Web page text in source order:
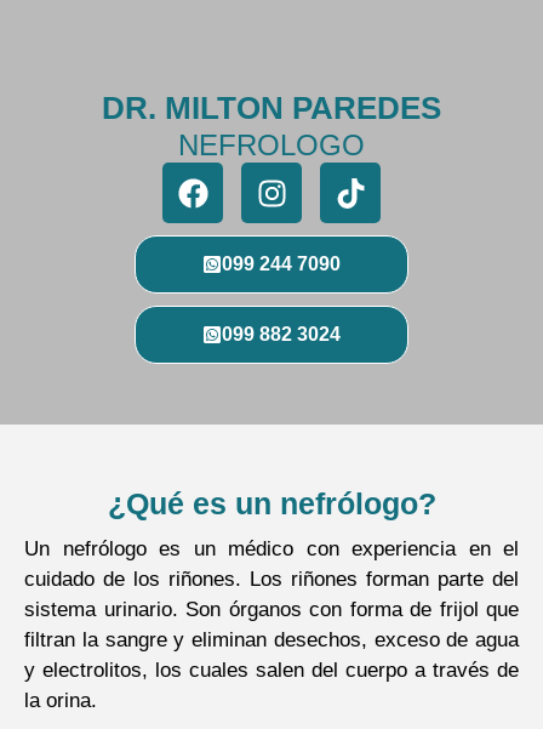
DR. MILTON PAREDES
NEFROLOGO
099 244 7090
099 882 3024
¿Qué es un nefrólogo?
Un nefrólogo es un médico con experiencia en el
cuidado de los riñones. Los riñones forman parte del
sistema urinario. Son órganos con forma de frijol que
filtran la sangre y eliminan desechos, exceso de agua
y electrolitos, los cuales salen del cuerpo a través de
la orina.